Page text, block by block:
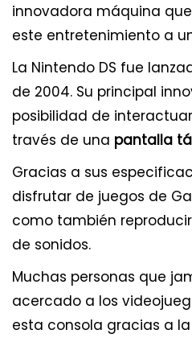
innovadora máquina
este entretenimiento a
La Nintendo DS fue
de 2004. Su principal
posibilidad de
través de una pantalla
Gracias a sus
disfrutar de juegos de
como también
de sonidos.
Muchas personas que
acercado a los
esta consola gracias a